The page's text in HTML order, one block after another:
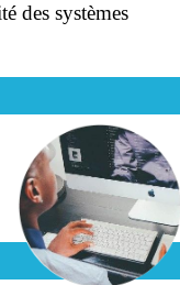
des systèmes